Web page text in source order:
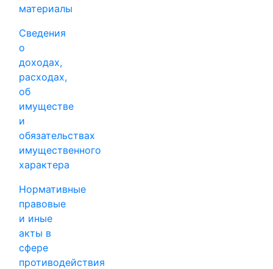
материалы
Сведения
о
доходах,
расходах,
об
имуществе
и
обязательствах
имущественного
характера
Нормативные
правовые
и иные
акты в
сфере
противодействия